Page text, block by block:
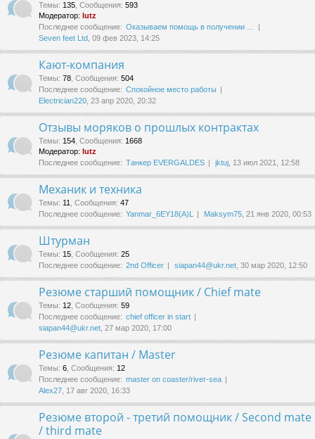
Темы: 135 Сообщения: 593
Модератор: lutz
Последнее сообщение: Оказываем помощь в получении …
Seven feet Ltd , 09 фев 2023, 14:25
Кают-компания
Темы: 78 Сообщения: 504
Последнее сообщение: Спокойное место работы
Electrician220 , 23 апр 2020, 20:32
Отзывы моряков о прошлых контрактах
Темы: 154 Сообщения: 1668
Модератор: lutz
Последнее сообщение: Танкер EVERGALDES jktuj , 13 июл 2021, 12:58
Механик и техника
Темы: 11 Сообщения: 47
Последнее сообщение: Yanmar_6EY18(A)L Maksym75 , 21 янв 2020, 00:53
Штурман
Темы: 15 Сообщения: 25
Последнее сообщение: 2nd Officer siapan44@ukr.net , 30 мар 2020, 12:50
Резюме старший помощник / Chief mate
Темы: 12 Сообщения: 59
Последнее сообщение: chief officer in start
siapan44@ukr.net , 27 мар 2020, 17:00
Резюме капитан / Master
Темы: 6 Сообщения: 12
Последнее сообщение: master on coaster/river-sea
Alex27 , 17 авг 2020, 16:33
Резюме второй - третий помощник / Second mate
/ third mate